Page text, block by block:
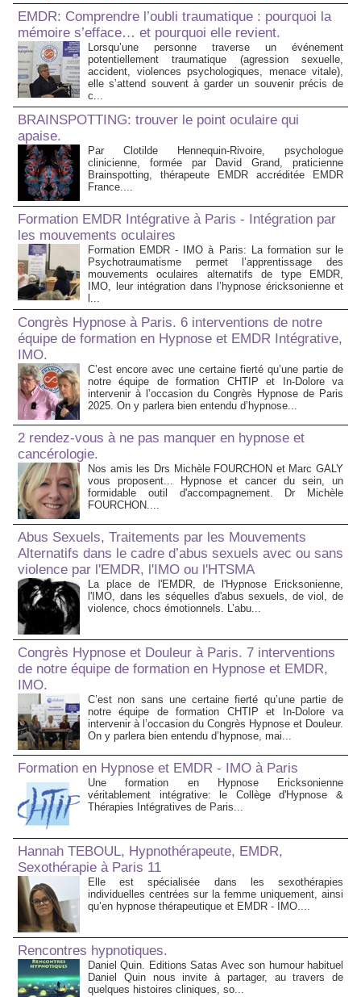
EMDR: Comprendre l’oubli traumatique : pourquoi la
mémoire s’efface… et pourquoi elle revient.
Lorsqu’une personne traverse un événement
potentiellement traumatique (agression sexuelle,
accident, violences psychologiques, menace vitale),
elle s’attend souvent à garder un souvenir précis de
c...
BRAINSPOTTING: trouver le point oculaire qui
apaise.
Par Clotilde Hennequin-Rivoire, psychologue
clinicienne, formée par David Grand, praticienne
Brainspotting, thérapeute EMDR accréditée EMDR
France....
Formation EMDR Intégrative à Paris - Intégration par
les mouvements oculaires
Formation EMDR - IMO à Paris: La formation sur le
Psychotraumatisme permet l’apprentissage des
mouvements oculaires alternatifs de type EMDR,
IMO, leur intégration dans l’hypnose éricksonienne et
l...
Congrès Hypnose à Paris. 6 interventions de notre
équipe de formation en Hypnose et EMDR Intégrative,
IMO.
C’est encore avec une certaine fierté qu’une partie de
notre équipe de formation CHTIP et In-Dolore va
intervenir à l’occasion du Congrès Hypnose de Paris
2025. On y parlera bien entendu d’hypnose...
2 rendez-vous à ne pas manquer en hypnose et
cancérologie.
Nos amis les Drs Michèle FOURCHON et Marc GALY
vous proposent... Hypnose et cancer du sein, un
formidable outil d'accompagnement. Dr Michèle
FOURCHON....
Abus Sexuels, Traitements par les Mouvements
Alternatifs dans le cadre d’abus sexuels avec ou sans
violence par l'EMDR, l'IMO ou l'HTSMA
La place de l'EMDR, de l'Hypnose Ericksonienne,
l'IMO, dans les séquelles d'abus sexuels, de viol, de
violence, chocs émotionnels. L’abu...
Congrès Hypnose et Douleur à Paris. 7 interventions
de notre équipe de formation en Hypnose et EMDR,
IMO.
C’est non sans une certaine fierté qu’une partie de
notre équipe de formation CHTIP et In-Dolore va
intervenir à l’occasion du Congrès Hypnose et Douleur.
On y parlera bien entendu d’hypnose, mai...
Formation en Hypnose et EMDR - IMO à Paris
Une formation en Hypnose Ericksonienne
véritablement intégrative: le Collège d'Hypnose &
Thérapies Intégratives de Paris...
Hannah TEBOUL, Hypnothérapeute, EMDR,
Sexothérapie à Paris 11
Elle est spécialisée dans les sexothérapies
individuelles centrées sur la femme uniquement, ainsi
qu’en hypnose thérapeutique et EMDR - IMO....
Rencontres hypnotiques.
Daniel Quin. Editions Satas Avec son humour habituel
Daniel Quin nous invite à partager, au travers de
quelques histoires cliniques, so...